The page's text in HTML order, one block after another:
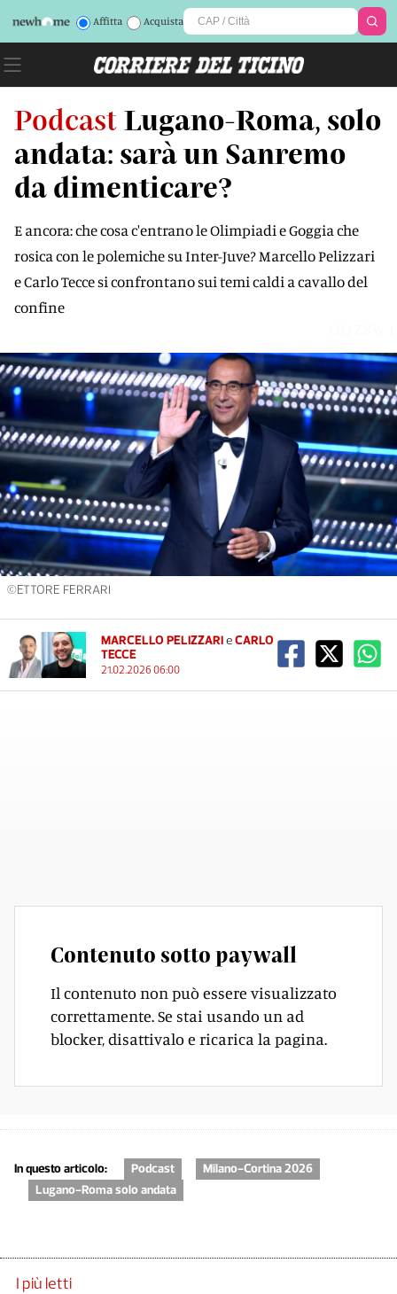
Affitta Acquista
Podcast Lugano-Roma, solo
andata: sarà un Sanremo
da dimenticare?
E ancora: che cosa c'entrano le Olimpiadi e Goggia che
rosica con le polemiche su Inter-Juve? Marcello Pelizzari
e Carlo Tecce si confrontano sui temi caldi a cavallo del
confine
©ETTORE FERRARI
MARCELLO PELIZZARI e CARLO
TECCE
21.02.2026 06:00
Contenuto sotto paywall
Il contenuto non può essere visualizzato
correttamente. Se stai usando un ad
blocker, disattivalo e ricarica la pagina.
In questo articolo: Podcast
Milano-Cortina 2026
Lugano-Roma solo andata
I più letti